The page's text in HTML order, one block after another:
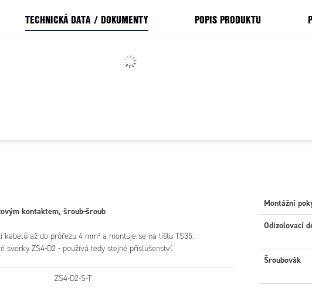
TECHNICKÁ DATA / DOKUMENTY POPIS PRODUKTU
kontaktem, šroub-šroub
kabelů až do průřezu 4 mm² a montuje se na lištu TS35.
svorky ZS4-D2 - používá tedy stejné příslušenství.
ZS4-D2-S-T
Montážní
Odizolovací
Šroubovák